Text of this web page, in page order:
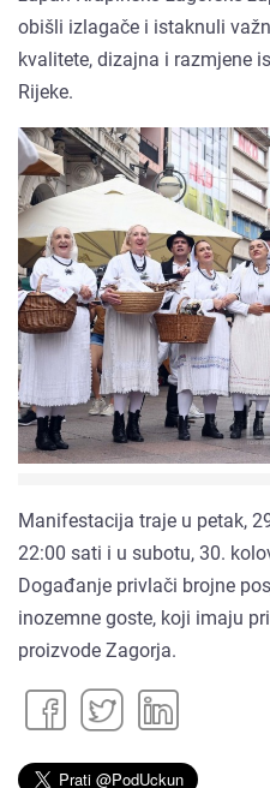
obišli izlagače i istaknuli
kvalitete, dizajna i razmjene
Rijeke.
Manifestacija traje u petak,
22:00 sati i u subotu, 30.
Događanje privlači brojne
inozemne goste, koji imaju
proizvode Zagorja.